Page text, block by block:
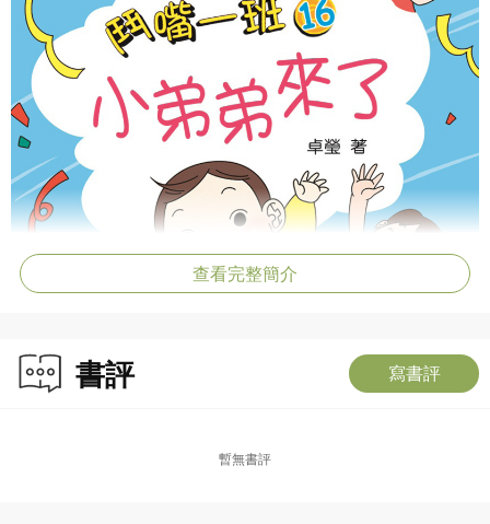
查看完整簡介
書評 寫書評
暫無書評